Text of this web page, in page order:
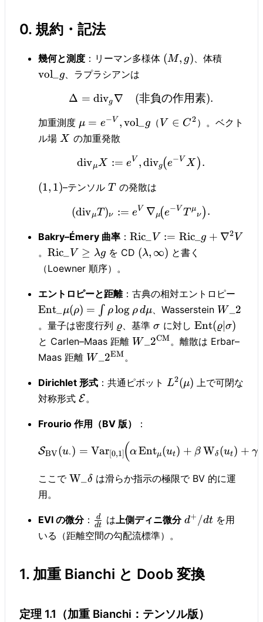
0. 規約・記法
幾何と測度 ：リーマン多様体 (M, g)、体積
vol g、ラプラシアンは
Δ = divg ∇ (非負の作用素).
加重測度 μ = e−V ,vol_ g （ V ∈ C2 ）。ベクト
ル場 X の加重発散
divμX := e V ,divg(e−V X ).
(1, 1)–テンソルTの発散は
(divμT )ν := eV ∇μ(e−V T μ
ν ).
Bakry–Émery 曲率 ： Ric V := Ric_ g + ∇2V
。 Ric V ≥ λg を CD (λ, ∞) と書く
（Loewner 順序）。
エントロピーと距離：古典の相対エントロピー
Ent μ(ρ) = ∫ ρlog ρdμ 、Wasserstein W _2
。量子は密度行列 ϱ 、基準 σ に対し Ent(ϱ∣σ)
と Carlen–Maas 距離 W 2CM。離散は Erbar–
Maas 距離 W 2EM。
Dirichlet 形式 ：共通ピボット L2(μ) 上で可閉な
対称形式 E 。
Frourio 作用（BV 版） ：
SBV(u⋅) = Var [0,1(αEntμ(ut) + β Wδ (ut) + γ
ここで W δは滑らか指示の極限で BV 的に運
用。
EVI の微分： dt
d は上側ディニ微分 d+ /dtを用
いる（距離空間の勾配流標準）。
1. 加重 Bianchi と Doob 変換
定理 1.1（加重 Bianchi：テンソル版）